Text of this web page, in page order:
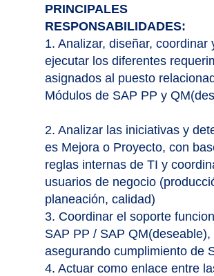
PRINCIPALES
RESPONSABILIDADES:
1. Analizar, diseñar, coordinar
ejecutar los diferentes
asignados al puesto
Módulos de SAP PP y
2. Analizar las iniciativas y
es Mejora o Proyecto, con
reglas internas de TI y
usuarios de negocio
planeación, calidad)
3. Coordinar el soporte
SAP PP / SAP QM(deseable),
asegurando cumplimiento de
4. Actuar como enlace entre